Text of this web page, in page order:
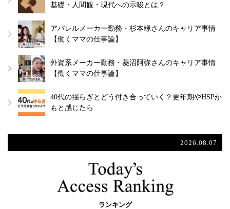
基礎・人間観・現代への示唆とは？
アパレルメーカー勤務・杉本緑さんのキャリア事情
【働くママの仕事論】
外資系メーカー勤務・菱沼阿弥さんのキャリア事情
【働くママの仕事論】
40代の揺らぎとどう付き合っていく？更年期やHSPか
もと感じたら
2026.08.07
ランキング